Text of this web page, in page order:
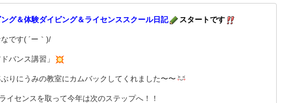
グ＆体験ダイビング＆ライセンススクール日記 スタートです
です( ´ー｀)/
バンス講習」
りにうみの教室にカムバックしてくれました〜〜
イセンスを取って今年は次のステップへ！！